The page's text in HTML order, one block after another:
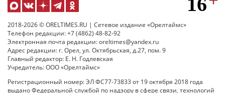
2018-2026 © ORELTIMES.RU | Сетевое издание «Орелтаймс»
Телефон редакции: +7 (4862) 48-82-92
Электронная почта редакции: oreltimes@yandex.ru
Адрес редакции: г. Орел, ул. Октябрьская, д.27, пом. 9
Главный редактор: Е. Н. Годлевская
Учредитель: ООО «Орелтаймс»
Регистрационный номер: ЭЛ ФС77-73833 от 19 октября 2018 года
выдано Федеральной службой по надзору в сфере связи, технологий